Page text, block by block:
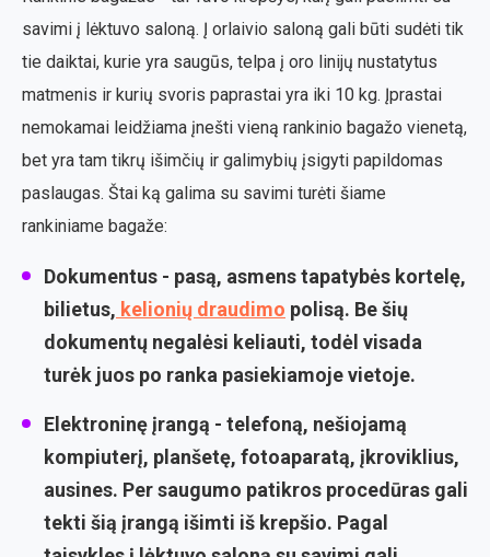
savimi į lėktuvo saloną. Į orlaivio saloną gali būti sudėti tik
tie daiktai, kurie yra saugūs, telpa į oro linijų nustatytus
matmenis ir kurių svoris paprastai yra iki 10 kg. Įprastai
nemokamai leidžiama įnešti vieną rankinio bagažo vienetą,
bet yra tam tikrų išimčių ir galimybių įsigyti papildomas
paslaugas. Štai ką galima su savimi turėti šiame
rankiniame bagaže:
Dokumentus - pasą, asmens tapatybės kortelę,
bilietus, kelionių draudimo polisą. Be šių
dokumentų negalėsi keliauti, todėl visada
turėk juos po ranka pasiekiamoje vietoje.
Elektroninę įrangą - telefoną, nešiojamą
kompiuterį, planšetę, fotoaparatą, įkroviklius,
ausines. Per saugumo patikros procedūras gali
tekti šią įrangą išimti iš krepšio. Pagal